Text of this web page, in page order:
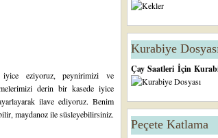
iyice eziyoruz, peynirimizi ve
derin bir kasede iyice
ilave ediyoruz. Benim
maydanoz ile süsleyebilirsiniz.
Kurabiye
Çay Saatleri İçin
Peçete Katlama